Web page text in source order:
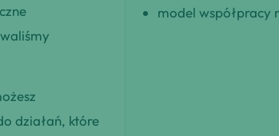
działań, które
model współpracy